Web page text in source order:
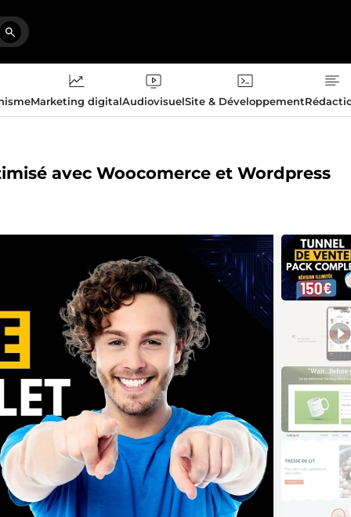
Marketing digitalAudiovisuelSite & Développement
avec Woocomerce et Wordpress